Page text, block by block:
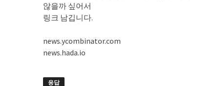
않을까 싶어서
링크 남깁니다.
news.ycombinator.com
news.hada.io
응답